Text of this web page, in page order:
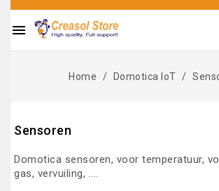

Home Domotica IoT
Sensoren
Domotica sensoren, voor temperatuur,
gas, vervuiling, ....